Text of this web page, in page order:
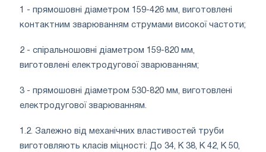
1 - прямошовні діаметром 159-426 мм, виготовлені
контактним зварюванням струмами високої частоти;
2 - спіральношовні діаметром 159-820 мм,
виготовлені електродугової зварюванням;
3 - прямошовні діаметром 530-820 мм, виготовлені
електродугової зварюванням.
1.2. Залежно від механічних властивостей труби
виготовляють класів міцності: До 34, К 38, К 42, К 50,